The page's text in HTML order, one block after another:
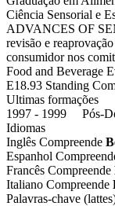
Ciência Sensorial e
ADVANCES OF
revisão e
consumidor nos
Food and Beverage
E18.93 Standing
Ultimas formações
1997 - 1999 Pós-
Idiomas
Inglês Compreende
Espanhol
Francês Compreende
Italiano Compreende
Palavras-chave